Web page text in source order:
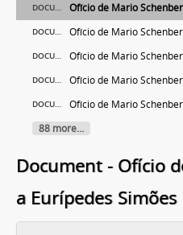
DOCUMENT Ofício de Mario
DOCUMENT Ofício de Mario
DOCUMENT Ofício de Mario
DOCUMENT Ofício de Mario
DOCUMENT
Ofício de Mario
88 more...
Document - Ofício
a Eurípedes